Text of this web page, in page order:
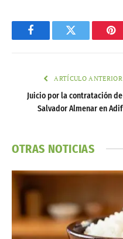
FacebookTwitter
ARTÍCULO ANTERIOR
Juicio por la contratación de
Salvador Almenar en Adif
OTRAS NOTICIAS